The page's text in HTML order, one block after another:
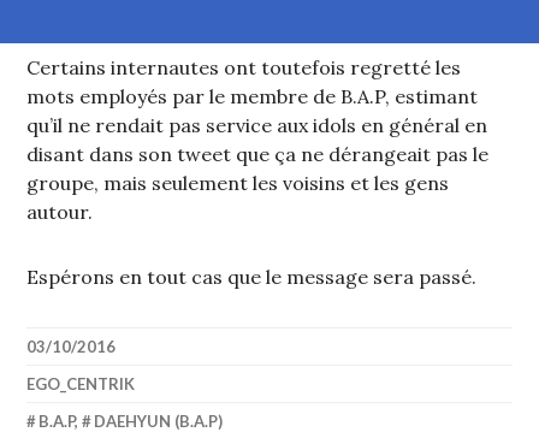
Certains internautes ont toutefois regretté les
mots employés par le membre de B.A.P, estimant
qu’il ne rendait pas service aux idols en général en
disant dans son tweet que ça ne dérangeait pas le
groupe, mais seulement les voisins et les gens
autour.
Espérons en tout cas que le message sera passé.
03/10/2016
EGO_CENTRIK
B.A.P, DAEHYUN (B.A.P)